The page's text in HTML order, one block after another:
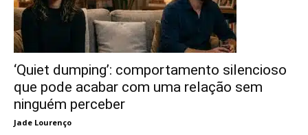
‘Quiet dumping’: comportamento silencioso
que pode acabar com uma relação sem
ninguém perceber
Jade Lourenço